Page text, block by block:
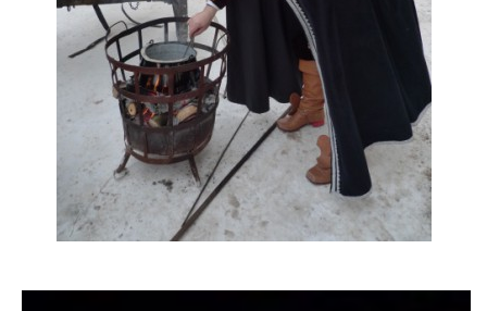
DFD - DOMOV FRETČÍCH DŮCHODCŮ
PODMÍNKY PŘEVZETÍ FRETKY.
O FRETCE
O FRETCE